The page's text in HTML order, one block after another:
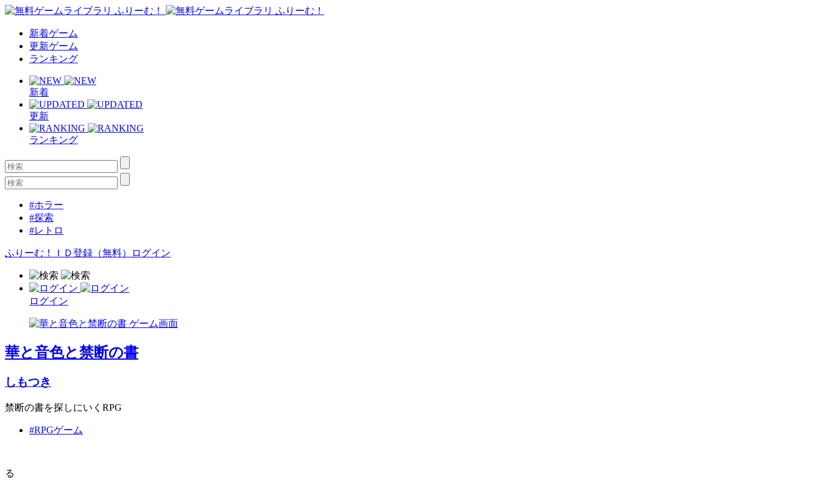
新着ゲーム
更新ゲーム
ランキング
新着
更新
ランキング
#ホラー
#探索
#レトロ
ふりーむ！ＩＤ登録（無料） ログイン
ログイン
華と音色と禁断の書
しもつき
禁断の書を探しにいくRPG
#RPGゲーム
る